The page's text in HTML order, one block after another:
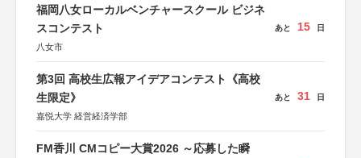
福岡八女ローカルベンチャースクール ビジネ
スコンテスト
八女市
あと 15 日
第3回 高校生広報アイデアコンテスト《高校
生限定》
嘉悦大学 経営経済学部
あと 31 日
FM香川 CMコピー大賞2026 ～応募した瞬